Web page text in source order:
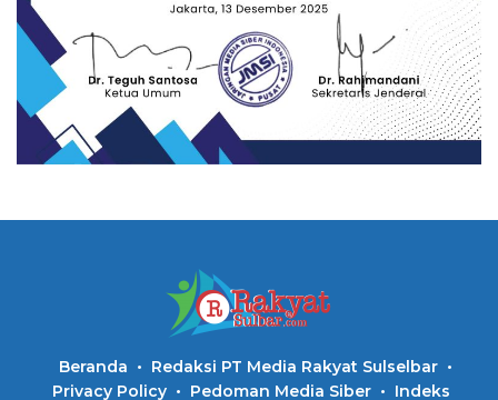
Beranda
Redaksi PT Media Rakyat Sulselbar
Privacy Policy
Pedoman Media Siber Indeks